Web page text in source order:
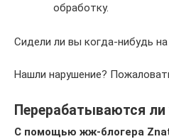
обработку.
Сидели ли вы когда-нибудь
Нашли нарушение?
Перерабатываются
С помощью жж-блогера